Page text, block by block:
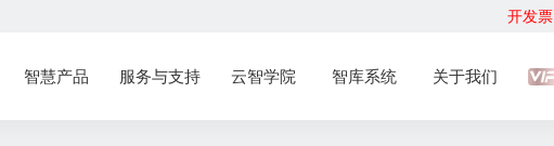
开发票
智慧产品 服务与支持 云智学院 智库系统 关于我们